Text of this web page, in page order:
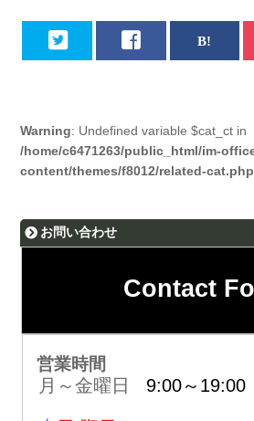
Warning: Undefined variable $cat_ct in
/home/c6471263/public_html/im-
content/themes/f8012/related-cat.php
お問い合わせ
Contact
営業時間
月～金曜日 9:00～19:00